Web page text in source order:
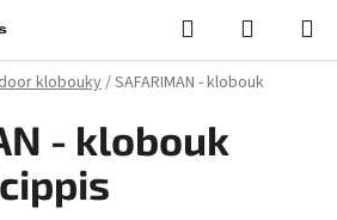
Hledat
KOŠÍK
klobouky/SAFARIMAN - klobouk
- klobouk